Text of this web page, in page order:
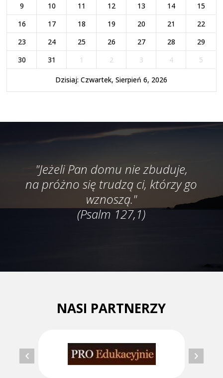
9
10 11 12 13 14
15
16
17 18 19 20 21
22
23
24 25 26 27 28
29
30
31 1 2 3 4 5
Dzisiaj: Czwartek, Sierpień 6, 2026
"Jeżeli Pan domu nie zbuduje,
na próżno się trudzą ci, którzy go
wznoszą."
(Psalm 127,1)
NASI PARTNERZY